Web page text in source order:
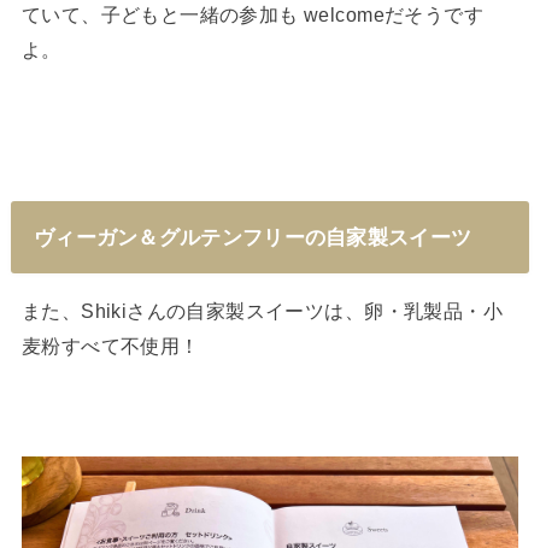
ていて、子どもと一緒の参加も welcomeだそうです
よ。
ヴィーガン＆グルテンフリーの自家製スイーツ
また、Shikiさんの自家製スイーツは、卵・乳製品・小
麦粉すべて不使用！